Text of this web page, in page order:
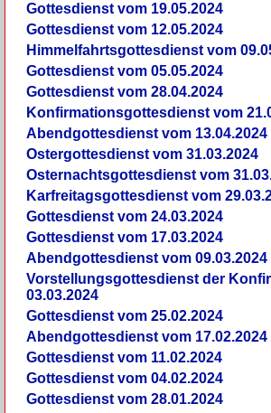
Gottesdienst vom 19.05.2024
Gottesdienst vom 12.05.2024
Himmelfahrtsgottesdienst vom
Gottesdienst vom 05.05.2024
Gottesdienst vom 28.04.2024
Konfirmationsgottesdienst vom
Abendgottesdienst vom 13.04.2024
Ostergottesdienst vom 31.03.2024
Osternachtsgottesdienst vom
Karfreitagsgottesdienst vom
Gottesdienst vom 24.03.2024
Gottesdienst vom 17.03.2024
Abendgottesdienst vom 09.03.2024
Vorstellungsgottesdienst der
03.03.2024
Gottesdienst vom 25.02.2024
Abendgottesdienst vom 17.02.2024
Gottesdienst vom 11.02.2024
Gottesdienst vom 04.02.2024
Gottesdienst vom 28.01.2024